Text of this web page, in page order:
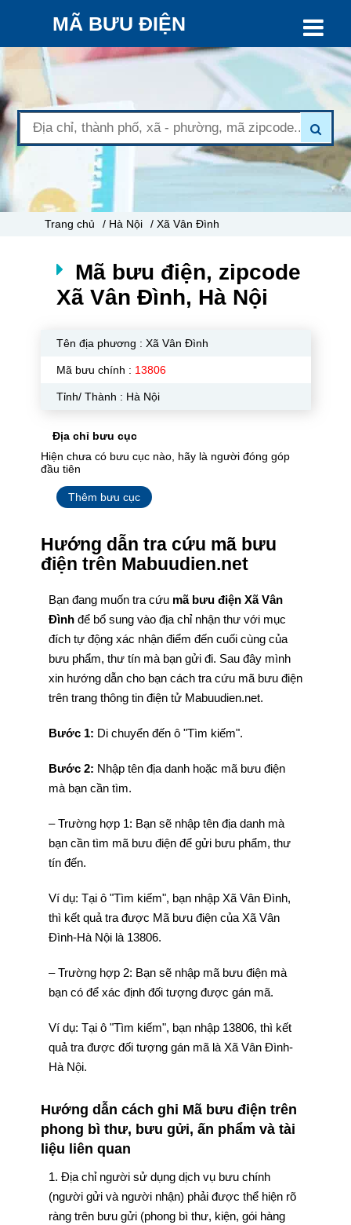
MÃ BƯU ĐIỆN
Trang chủ / Hà Nội / Xã Vân Đình
Mã bưu điện, zipcode
Xã Vân Đình, Hà Nội
Tên địa phương : Xã Vân Đình
Mã bưu chính : 13806
Tỉnh/ Thành : Hà Nội
Địa chỉ bưu cục
Hiện chưa có bưu cục nào, hãy là người đóng góp
đầu tiên
Thêm bưu cục
Hướng dẫn tra cứu mã bưu
điện trên Mabuudien.net
Bạn đang muốn tra cứu mã bưu điện Xã Vân
Đình để bổ sung vào địa chỉ nhận thư với mục
đích tự động xác nhận điểm đến cuối cùng của
bưu phẩm, thư tín mà bạn gửi đi. Sau đây mình
xin hướng dẫn cho bạn cách tra cứu mã bưu điện
trên trang thông tin điện tử Mabuudien.net.
Bước 1: Di chuyển đến ô "Tìm kiếm".
Bước 2: Nhập tên địa danh hoặc mã bưu điện
mà bạn cần tìm.
– Trường hợp 1: Bạn sẽ nhập tên địa danh mà
bạn cần tìm mã bưu điện để gửi bưu phẩm, thư
tín đến.
Ví dụ: Tại ô "Tìm kiếm", bạn nhập Xã Vân Đình,
thì kết quả tra được Mã bưu điện của Xã Vân
Đình-Hà Nội là 13806.
– Trường hợp 2: Bạn sẽ nhập mã bưu điện mà
bạn có để xác định đối tượng được gán mã.
Ví dụ: Tại ô "Tìm kiếm", bạn nhập 13806, thì kết
quả tra được đối tượng gán mã là Xã Vân Đình-
Hà Nội.
Hướng dẫn cách ghi Mã bưu điện trên
phong bì thư, bưu gửi, ấn phẩm và tài
liệu liên quan
1. Địa chỉ người sử dụng dịch vụ bưu chính
(người gửi và người nhận) phải được thể hiện rõ
ràng trên bưu gửi (phong bì thư, kiện, gói hàng